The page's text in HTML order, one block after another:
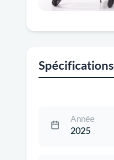
Spécifications
Année
2025